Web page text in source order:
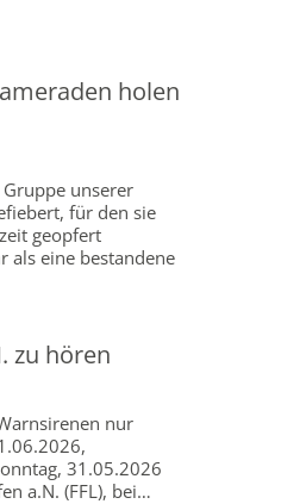
holen
unserer
für den sie
geopfert
als eine bestandene
zu hören
nur
31.05.2026
a.N. (FFL), bei…